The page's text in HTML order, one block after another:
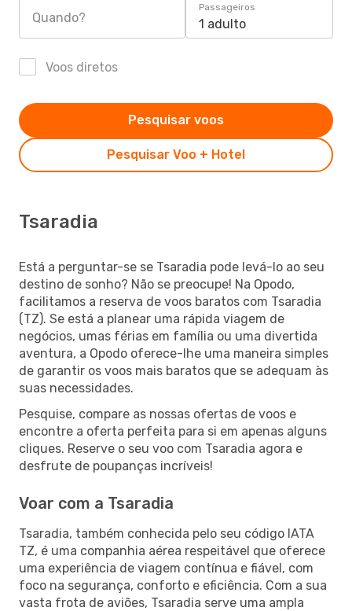
Quando?
Passageiros
1 adulto
Voos diretos
Pesquisar Voo + Hotel
Pesquisar voos
Tsaradia
Está a perguntar-se se Tsaradia pode levá-lo ao seu
destino de sonho? Não se preocupe! Na Opodo,
facilitamos a reserva de voos baratos com Tsaradia
(TZ). Se está a planear uma rápida viagem de
negócios, umas férias em família ou uma divertida
aventura, a Opodo oferece-lhe uma maneira simples
de garantir os voos mais baratos que se adequam às
suas necessidades.
Pesquise, compare as nossas ofertas de voos e
encontre a oferta perfeita para si em apenas alguns
cliques. Reserve o seu voo com Tsaradia agora e
desfrute de poupanças incríveis!
Voar com a Tsaradia
Tsaradia, também conhecida pelo seu código IATA
TZ, é uma companhia aérea respeitável que oferece
uma experiência de viagem contínua e fiável, com
foco na segurança, conforto e eficiência. Com a sua
vasta frota de aviões, Tsaradia serve uma ampla